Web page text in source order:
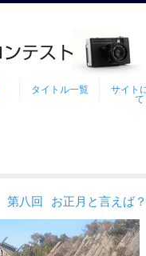
タイトル一覧
サイト
て
第八回 お正月と言えば